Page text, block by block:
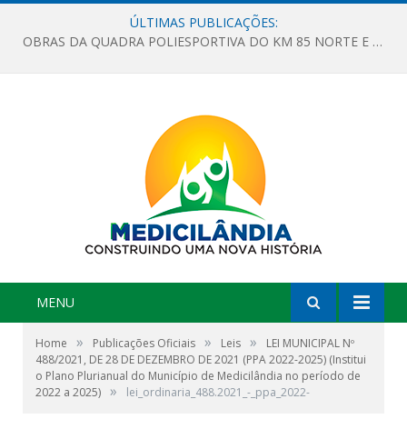
ÚLTIMAS PUBLICAÇÕES:
OBRAS DA QUADRA POLIESPORTIVA DO KM 85 NORTE E DA ESCOLA GASPAR VIANA AVANÇAM
MENU
Home » Publicações Oficiais » Leis »
LEI MUNICIPAL Nº
488/2021, DE 28 DE DEZEMBRO DE 2021 (PPA 2022-2025) (Institui
o Plano Plurianual do Município de Medicilândia no período de
2022 a 2025) » lei_ordinaria_488.2021_-_ppa_2022-